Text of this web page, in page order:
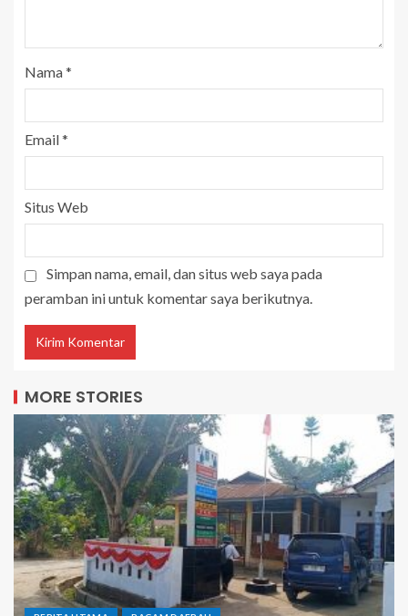
Nama*
Email*
Situs Web
Simpan nama, email, dan situs web saya pada
peramban ini untuk komentar saya berikutnya.
MORE STORIES